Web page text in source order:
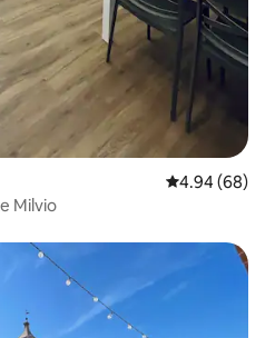
Calificación
4.94 (68)
Milvio